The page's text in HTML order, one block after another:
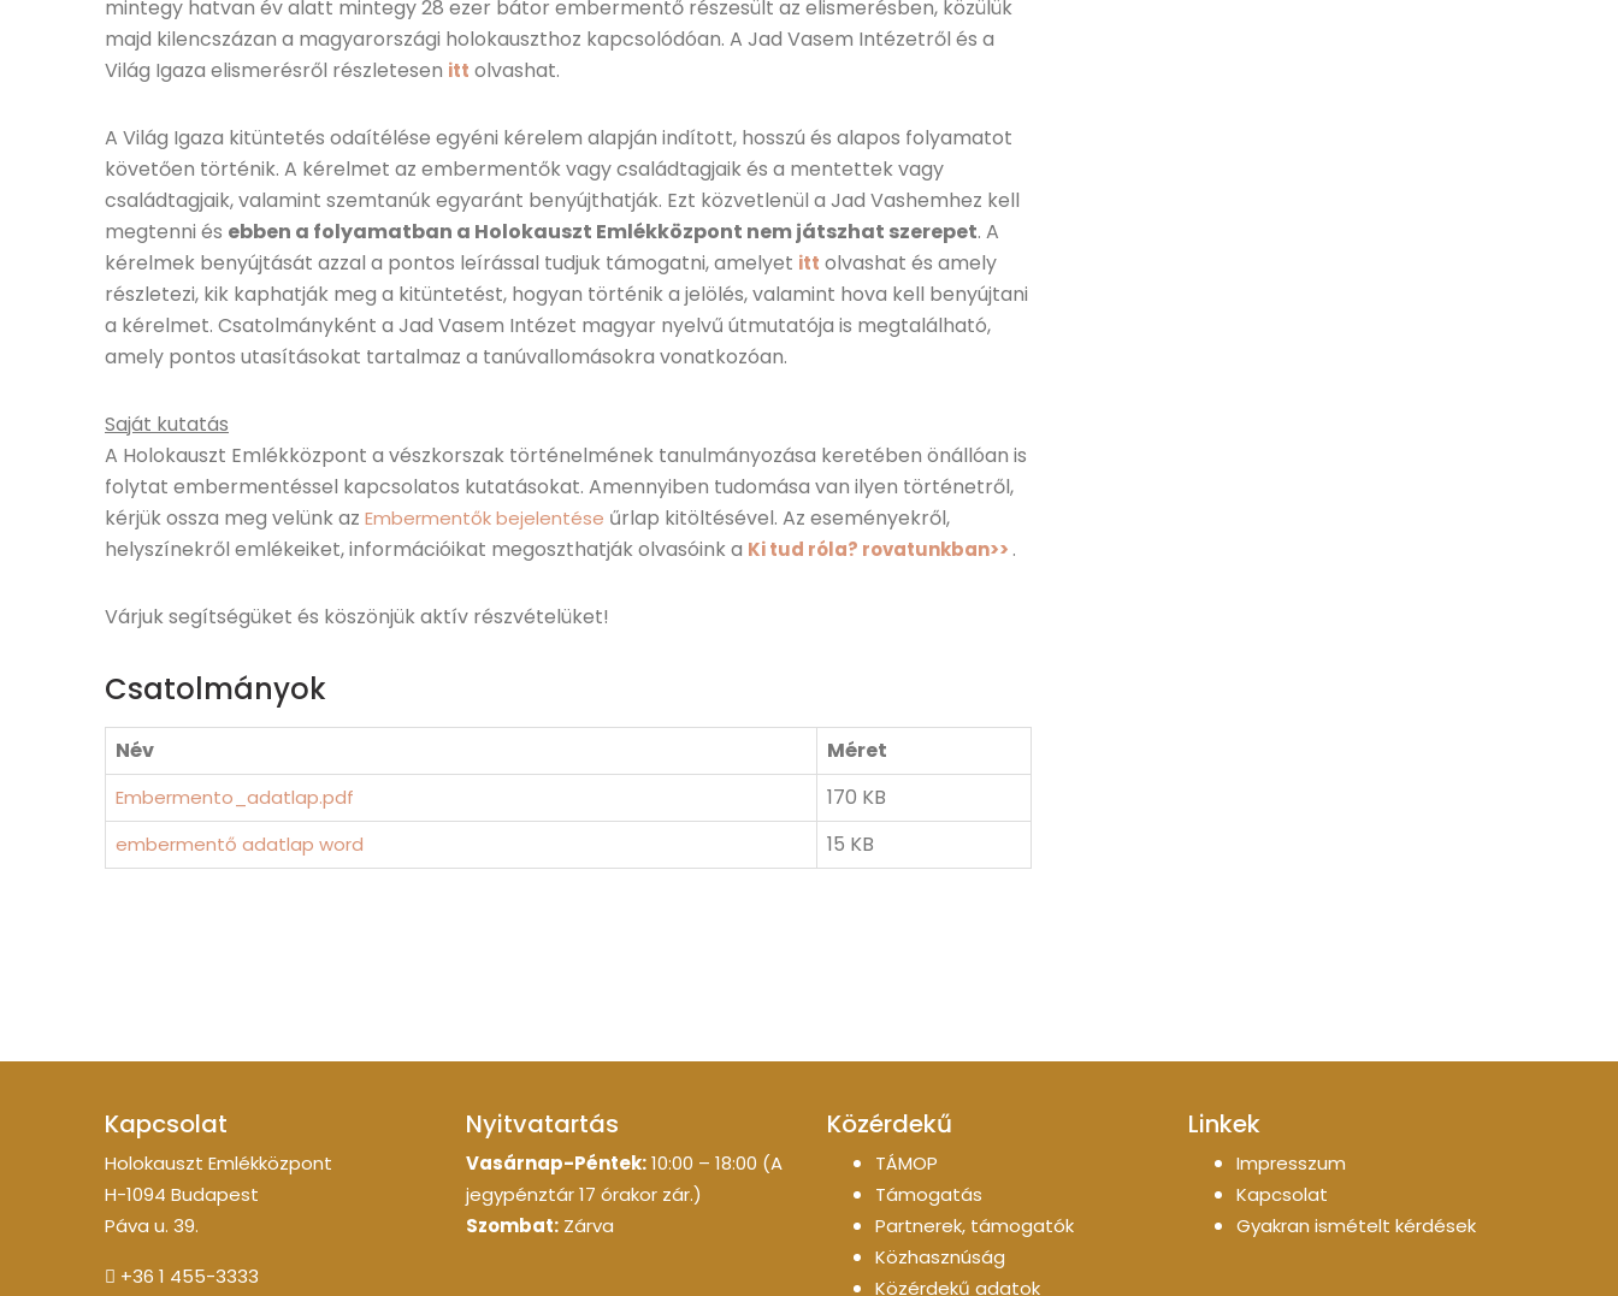
mintegy hatvan év alatt mintegy 28 ezer bátor embermentő részesült az elismerésben, közülük
majd kilencszázan a magyarországi holokauszthoz kapcsolódóan. A Jad Vasem Intézetről és a
Világ Igaza elismerésről részletesen itt olvashat.
A Világ Igaza kitüntetés odaítélése egyéni kérelem alapján indított, hosszú és alapos folyamatot
követően történik. A kérelmet az embermentők vagy családtagjaik és a mentettek vagy
családtagjaik, valamint szemtanúk egyaránt benyújthatják. Ezt közvetlenül a Jad Vashemhez kell
megtenni és ebben a folyamatban a Holokauszt Emlékközpont nem játszhat szerepet. A
kérelmek benyújtását azzal a pontos leírással tudjuk támogatni, amelyet itt olvashat és amely
részletezi, kik kaphatják meg a kitüntetést, hogyan történik a jelölés, valamint hova kell benyújtani
a kérelmet. Csatolmányként a Jad Vasem Intézet magyar nyelvű útmutatója is megtalálható,
amely pontos utasításokat tartalmaz a tanúvallomásokra vonatkozóan.
Saját kutatás
A Holokauszt Emlékközpont a vészkorszak történelmének tanulmányozása keretében önállóan is
folytat embermentéssel kapcsolatos kutatásokat. Amennyiben tudomása van ilyen történetről,
kérjük ossza meg velünk az Embermentők bejelentése űrlap kitöltésével. Az eseményekről,
helyszínekről emlékeiket, információikat megoszthatják olvasóink a Ki tud róla? rovatunkban>> .
Várjuk segítségüket és köszönjük aktív részvételüket!
Csatolmányok
Név Méret
Embermento_adatlap.pdf 170 KB
embermentő adatlap word 15 KB
Kapcsolat
Holokauszt Emlékközpont
H-1094 Budapest
Páva u. 39.
+36 1 455-3333
Nyitvatartás
Vasárnap-Péntek:10:00 – 18:00 (A
jegypénztár 17 órakor zár.)
Szombat: Zárva
Közérdekű
TÁMOP
Támogatás
Partnerek, támogatók
Közhasznúság
Közérdekű adatok
Linkek
Impresszum
Kapcsolat
Gyakran ismételt kérdések